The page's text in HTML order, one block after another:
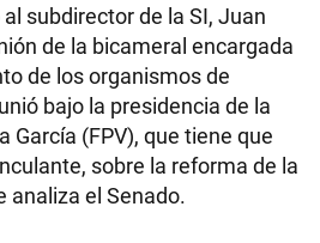
subdirector de la SI, Juan
de la bicameral encargada
de los organismos de
bajo la presidencia de la
García (FPV), que tiene que
sobre la reforma de la
analiza el Senado.